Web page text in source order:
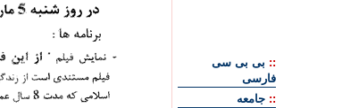
:: بی بی سی
فارسی
:: جامعه